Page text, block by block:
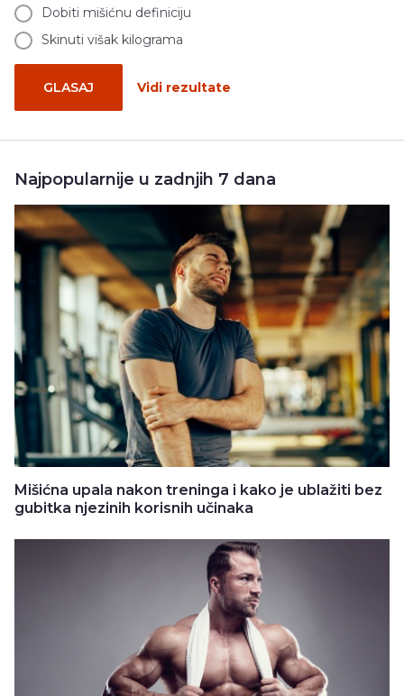
Dobiti mišićnu definiciju
Skinuti višak kilograma
GLASAJ Vidi rezultate
Najpopularnije u zadnjih 7 dana
Mišićna upala nakon treninga i kako je ublažiti bez
gubitka njezinih korisnih učinaka